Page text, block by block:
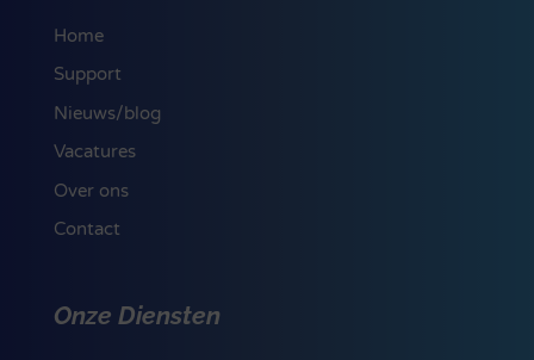
Home
Support
Nieuws/blog
Vacatures
Over ons
Contact
Onze Diensten